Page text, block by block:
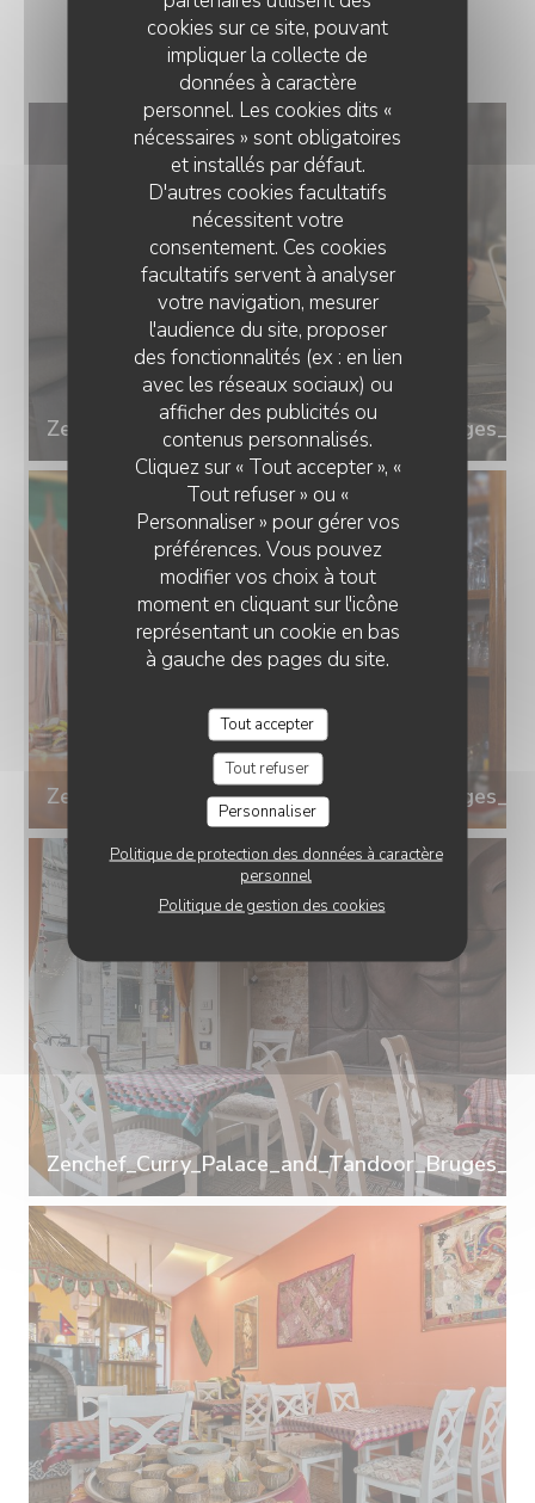
cookies sur ce site, pouvant
impliquer la collecte de
données à caractère
personnel. Les cookies dits «
nécessaires » sont obligatoires
et installés par défaut.
D'autres cookies facultatifs
nécessitent votre
consentement. Ces cookies
facultatifs servent à analyser
votre navigation, mesurer
l'audience du site, proposer
des fonctionnalités (ex : en lien
avec les réseaux sociaux) ou
afficher des publicités ou
contenus personnalisés.
Cliquez sur « Tout accepter », «
Tout refuser » ou «
Personnaliser » pour gérer vos
préférences. Vous pouvez
modifier vos choix à tout
moment en cliquant sur l'icône
représentant un cookie en bas
à gauche des pages du site.
Tout accepter
Tout refuser
Personnaliser
Politique de protection des données à caractère
personnel
Politique de gestion des cookies
RESTAURANT